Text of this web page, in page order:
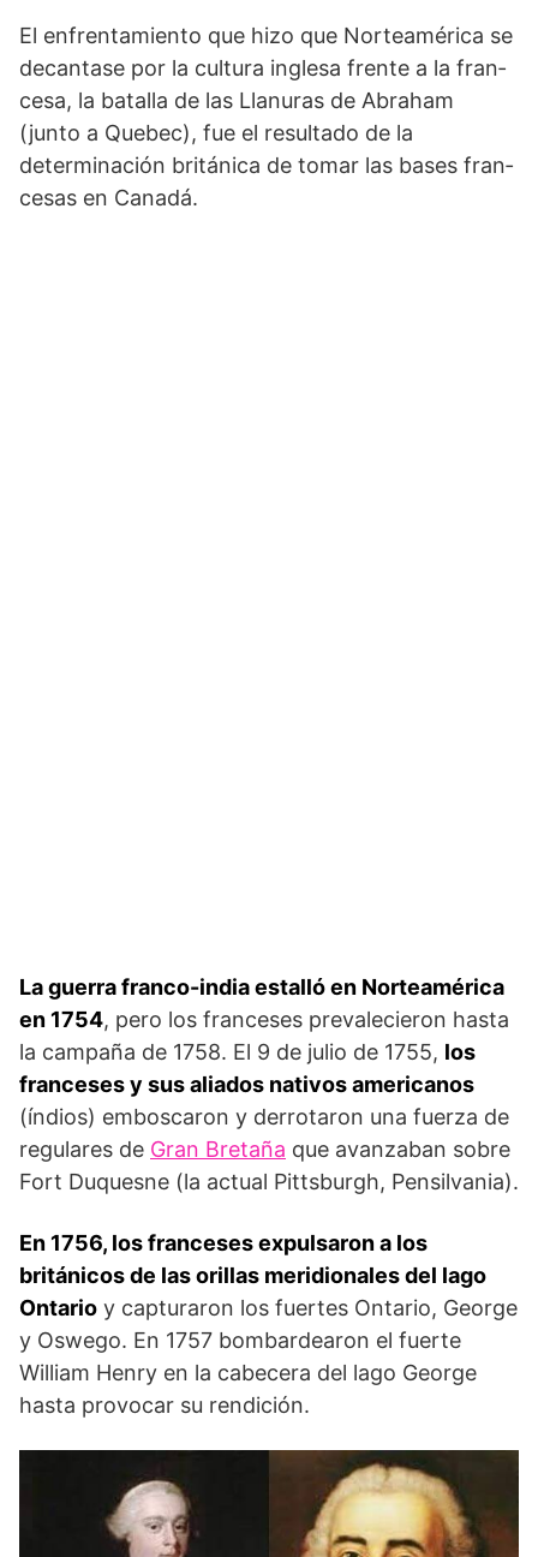
El enfrentamiento que hizo que Norteamérica se
decantase por la cultura inglesa frente a la fran­
cesa, la batalla de las Llanuras de Abraham
(junto a Quebec), fue el resultado de la
determinación británica de tomar las bases fran­
cesas en Canadá.
La guerra franco-india estalló en Norteamérica
en 1754, pero los franceses prevalecieron hasta
la campaña de 1758. El 9 de ju­lio de 1755, los
franceses y sus aliados nativos ameri­canos
(índios) emboscaron y derrotaron una fuerza de
regu­lares de Gran Bretaña que avanzaban sobre
Fort Duquesne (la actual Pittsburgh, Pensilvania).
En 1756, los fran­ceses expulsaron a los
británicos de las orillas meri­dionales del lago
Ontario y capturaron los fuertes Ontario, George
y Oswego. En 1757 bombardearon el fuerte
William Henry en la cabecera del lago George
hasta provocar su rendición.